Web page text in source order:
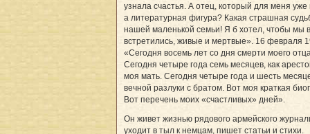
узнала счастья. А отец, который для меня уже
а литературная фигура? Какая страшная
нашей маленькой семьи! Я б хотел, чтобы мы
встретились, живые и мертвые». 16 февраля
«Сегодня восемь лет со дня смерти моего
Сегодня четыре года семь месяцев, как
моя мать. Сегодня четыре года и шесть
вечной разлуки с братом. Вот моя краткая
Вот перечень моих «счастливых» дней».
Он живет жизнью рядового армейского
уходит в тыл к немцам, пишет статьи и стихи.